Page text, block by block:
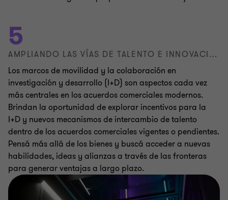
5
AMPLIANDO LAS VÍAS DE TALENTO E INNOVACIÓN
Los marcos de movilidad y la colaboración en
investigación y desarrollo (I+D) son aspectos cada vez
más centrales en los acuerdos comerciales modernos.
Brindan la oportunidad de explorar incentivos para la
I+D y nuevos mecanismos de intercambio de talento
dentro de los acuerdos comerciales vigentes o pendientes.
Pensá más allá de los bienes y buscá acceder a nuevas
habilidades, ideas y alianzas a través de las fronteras
para generar ventajas a largo plazo.